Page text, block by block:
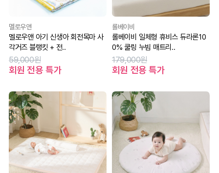
멜로우앤
멜로우앤 아기 신생아 회전목마 사
각거즈 블랭킷 + 전..
59,000원
회원 전용 특가
롤베이비
롤베이비 일체형 휴비스 듀라론10
0% 쿨링 누빔 매트리..
179,000원
회원 전용 특가